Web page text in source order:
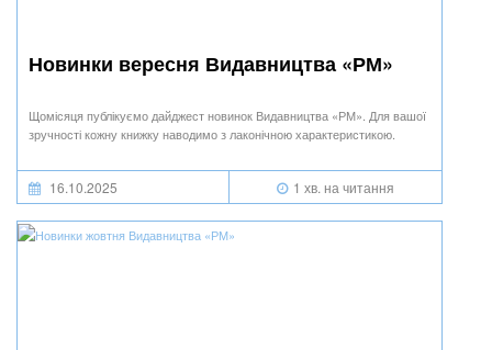
Новинки вересня Видавництва «РМ»
Щомісяця публікуємо дайджест новинок Видавництва «РМ». Для вашої
зручності кожну книжку наводимо з лаконічною характеристикою.
16.10.2025 1 хв. на читання